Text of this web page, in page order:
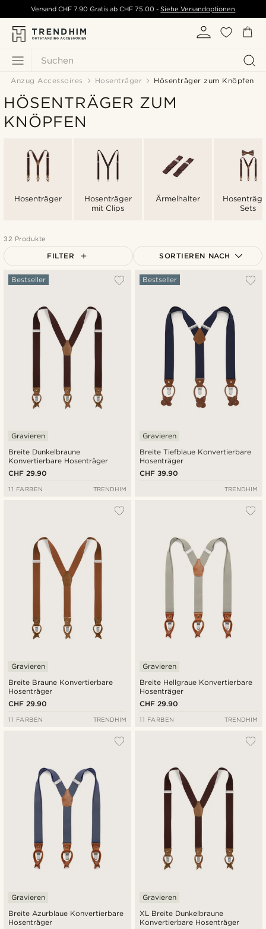
Suchen
Versand CHF 7.90 Gratis ab CHF 75.00 - Siehe Versandoptionen
Anzug Accessoires Hosenträger Hösenträger zum Knöpfen
HÖSENTRÄGER ZUM
KNÖPFEN
Hosenträger
Hosenträger
mit Clips
Ärmelhalter
Sets
32 Produkte
FILTER SORTIEREN NACH
Am beliebtesten
Niedrigster Preis
Höchster Preis
Breite Dunkelbraune
Konvertierbare Hosenträger
Bestseller
Gravieren
CHF 29.90
11 FARBEN TRENDHIM
Breite Tiefblaue Konvertierbare
Hosenträger
Bestseller
Gravieren
CHF 39.90
TRENDHIM
Breite Braune Konvertierbare
Hosenträger
Gravieren
CHF 29.90
11 FARBEN TRENDHIM
Breite Hellgraue Konvertierbare
Hosenträger
Gravieren
CHF 29.90
11 FARBEN TRENDHIM
Breite Azurblaue Konvertierbare
Hosenträger
Gravieren
XL Breite Dunkelbraune
Konvertierbare Hosenträger
Gravieren